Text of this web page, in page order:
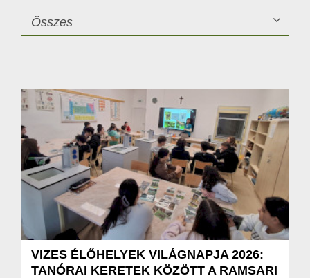
Összes
VIZES ÉLŐHELYEK VILÁGNAPJA 2026:
TANÓRAI KERETEK KÖZÖTT A RAMSARI